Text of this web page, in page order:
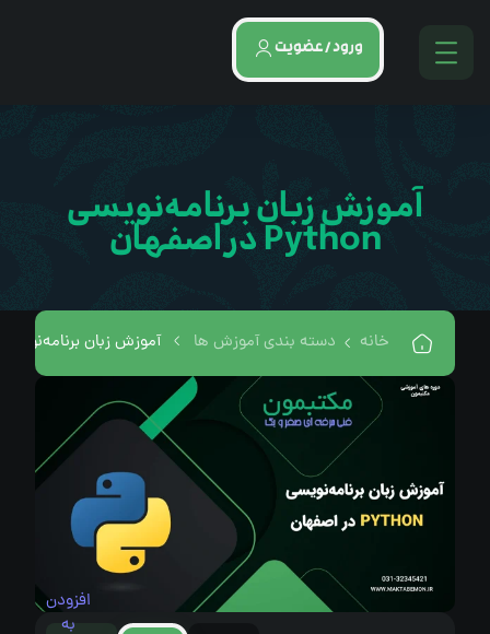
ورود / عضویت
آموزش زبان برنامه‌نویسی
Python در اصفهان
خانه دسته بندی آموزش ها آموزش زبان برنامه‌نویسی Python در اصفهان
افزودن